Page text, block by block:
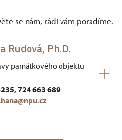
se nám, rádi vám poradíme.
Rudová, Ph.D.
památkového objektu
724 663 689